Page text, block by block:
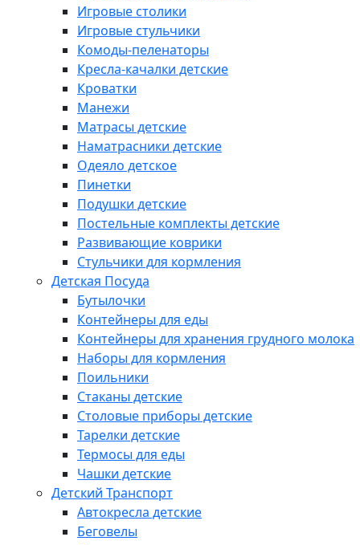
Игровые столики
Игровые стульчики
Комоды-пеленаторы
Кресла-качалки детские
Кроватки
Манежи
Матрасы детские
Наматрасники детские
Одеяло детское
Пинетки
Подушки детские
Постельные комплекты детские
Развивающие коврики
Стульчики для кормления
Детская Посуда
Бутылочки
Контейнеры для еды
Контейнеры для хранения грудного молока
Наборы для кормления
Поильники
Стаканы детские
Столовые приборы детские
Тарелки детские
Термосы для еды
Чашки детские
Детский Транспорт
Автокресла детские
Беговелы